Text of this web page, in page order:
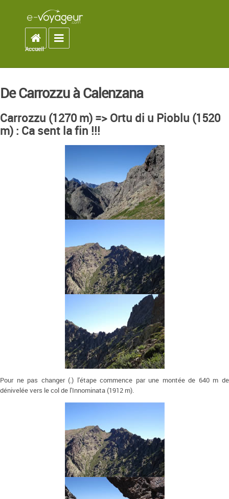
Accueil
Toggle navigation
Accueil
De Carrozzu à Calenzana
Carrozzu (1270 m) => Ortu di u Pioblu (1520
m) : Ca sent la fin !!!
Pour ne pas changer (.) l'étape commence par une montée de 640 m de
dénivelée vers le col de l'Innominata (1912 m).